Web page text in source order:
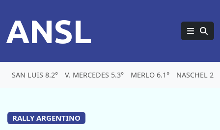
ANSL
SAN LUIS 8.2° V. MERCEDES 5.3° MERLO 6.1° NASCHEL
RALLY ARGENTINO